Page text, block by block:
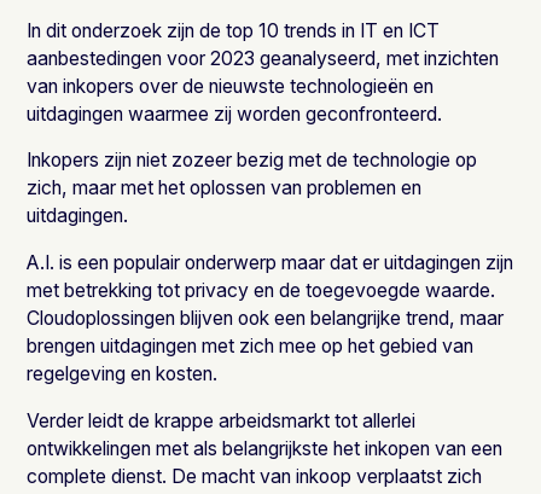
In dit onderzoek zijn de top 10 trends in IT en ICT
aanbestedingen voor 2023 geanalyseerd, met inzichten
van inkopers over de nieuwste technologieën en
uitdagingen waarmee zij worden geconfronteerd.
Inkopers zijn niet zozeer bezig met de technologie op
zich, maar met het oplossen van problemen en
uitdagingen.
A.I. is een populair onderwerp maar dat er uitdagingen zijn
met betrekking tot privacy en de toegevoegde waarde.
Cloudoplossingen blijven ook een belangrijke trend, maar
brengen uitdagingen met zich mee op het gebied van
regelgeving en kosten.
Verder leidt de krappe arbeidsmarkt tot allerlei
ontwikkelingen met als belangrijkste het inkopen van een
complete dienst. De macht van inkoop verplaatst zich